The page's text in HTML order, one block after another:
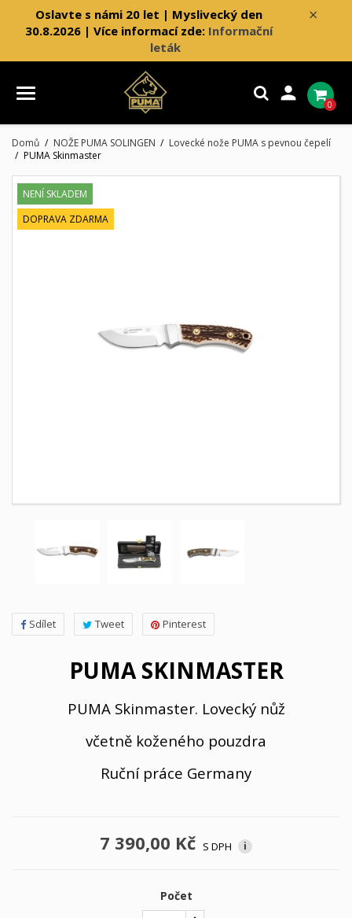
×
Oslavte s námi 20 let | Myslivecký den
30.8.2026 | Více informací zde: Informační
leták

0
Domů NOŽE PUMA SOLINGEN
Lovecké nože PUMA s pevnou čepelí
PUMA Skinmaster
NENÍ SKLADEM
DOPRAVA ZDARMA
Sdílet Tweet Pinterest
PUMA SKINMASTER
PUMA Skinmaster. Lovecký nůž
včetně koženého pouzdra
Ruční práce Germany
7 390,00 Kč S DPH i
Počet